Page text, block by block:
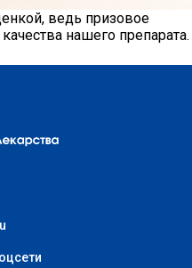
ведь призовое
нашего препарата.